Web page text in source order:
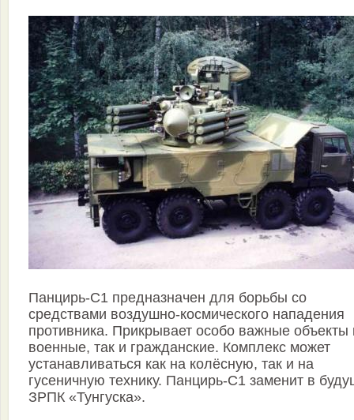
Панцирь-С1 предназначен для борьбы со
средствами воздушно-космического нападения
противника. Прикрывает особо важные объекты
военные, так и гражданские. Комплекс может
устанавливаться как на колёсную, так и на
гусеничную технику. Панцирь-С1 заменит в
ЗРПК «Тунгуска».